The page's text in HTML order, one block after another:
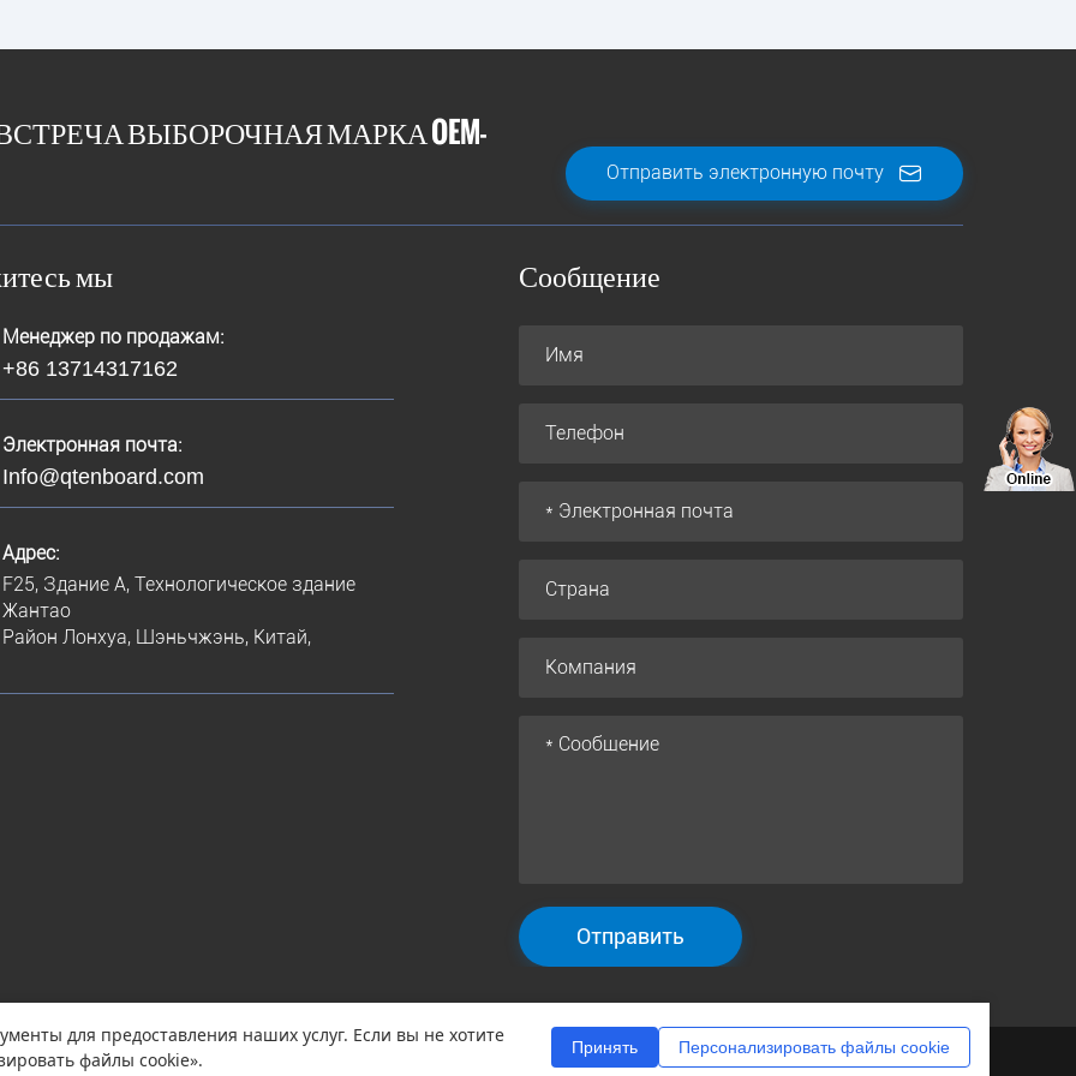
ВСТРЕЧА ВЫБОРОЧНАЯ МАРКА OEM-
Отправить электронную почту
мы
Менеджер по продажам:
+86 13714317162
Электронная почта:
Info@qtenboard.com
Адрес:
F25, Здание A, Технологическое здание
Жантао
Район Лонхуа, Шэньчжэнь, Китай,
Сообщение
Отправить
Правила и условия | Гарантийная политика | Отказ
для предоставления наших услуг. Если вы не хотите
файлы cookie».
Принять Персонализировать файлы cookie